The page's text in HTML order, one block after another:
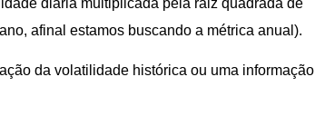
afinal estamos buscando a métrica anual).
da volatilidade histórica ou uma informação